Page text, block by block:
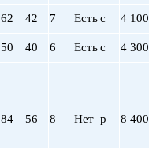
62 42 7 Естьс 4 100
50 40 6 Естьс 4 300
84 56 8 Нет р 8 400